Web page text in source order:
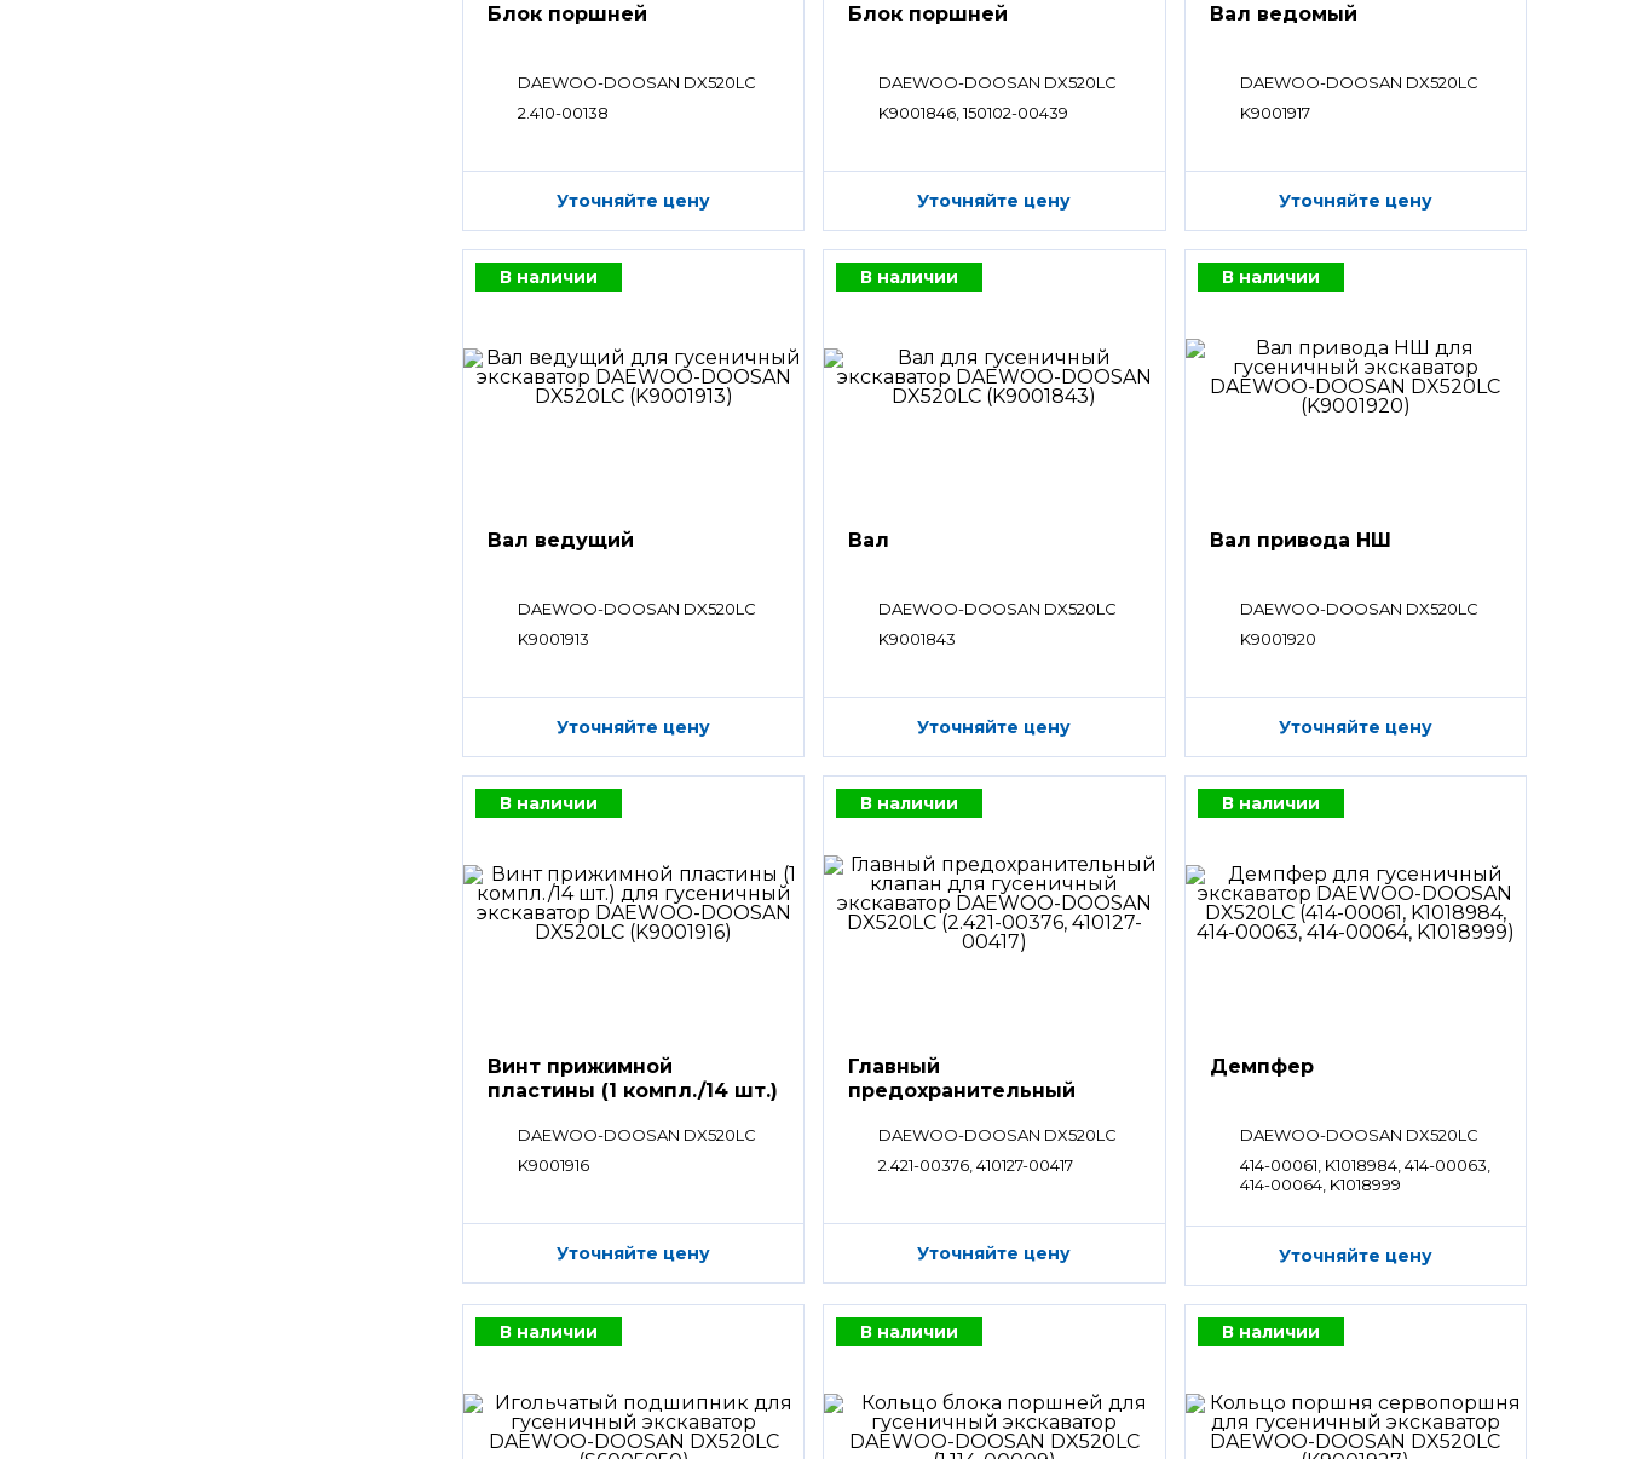
Блок поршней
DAEWOO-DOOSAN DX520LC
2.410-00138
Уточняйте цену
Блок поршней
DAEWOO-DOOSAN DX520LC
K9001846, 150102-00439
Уточняйте цену
Вал ведомый
DAEWOO-DOOSAN DX520LC
K9001917
Уточняйте цену
В наличии
Вал ведущий
DAEWOO-DOOSAN DX520LC
K9001913
Уточняйте цену
В наличии
Вал
DAEWOO-DOOSAN DX520LC
K9001843
Уточняйте цену
В наличии
Вал привода НШ
DAEWOO-DOOSAN DX520LC
K9001920
Уточняйте цену
В наличии
Винт прижимной
пластины (1 компл./14 шт.)
DAEWOO-DOOSAN DX520LC
K9001916
Уточняйте цену
В наличии
Главный
предохранительный
DAEWOO-DOOSAN DX520LC
2.421-00376, 410127-00417
Уточняйте цену
В наличии
Демпфер
DAEWOO-DOOSAN DX520LC
414-00061, K1018984, 414-00063,
414-00064, K1018999
Уточняйте цену
В наличии В наличии В наличии